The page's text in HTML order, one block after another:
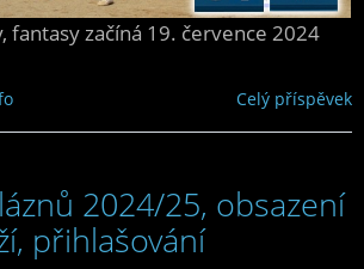
fantasy začíná 19. července 2024
Celý příspěvek
2024/25, obsazení
přihlašování